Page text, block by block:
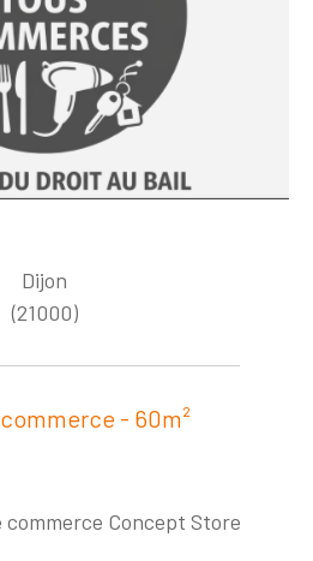
Dijon
(21000)
- 60m²
commerce Concept Store